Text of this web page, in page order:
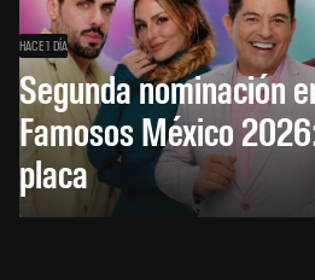
HACE 1 DÍA
Segunda nominación
Famosos México
placa